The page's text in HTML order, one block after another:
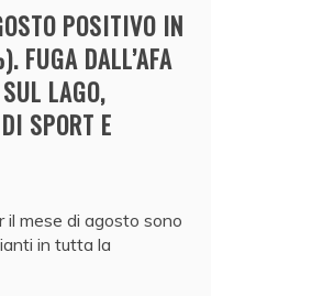
POSITIVO IN
FUGA DALL’AFA
LAGO,
SPORT E
il mese di agosto sono
in tutta la